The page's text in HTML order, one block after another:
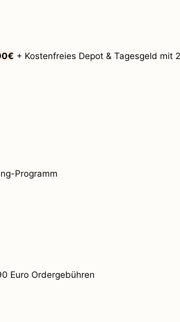
+ Kostenfreies Depot & Tagesgeld mit
Programm
Euro Ordergebühren